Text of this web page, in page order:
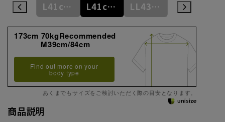
L41cm/84cm L41cm/86cm L41cm/88cm LL43cm/82cm
173cm 70kgRecommended
M39cm/84cm
Find out more on your
body type
あくまでもサイズをご検討いただく際の目安となります。
商品説明